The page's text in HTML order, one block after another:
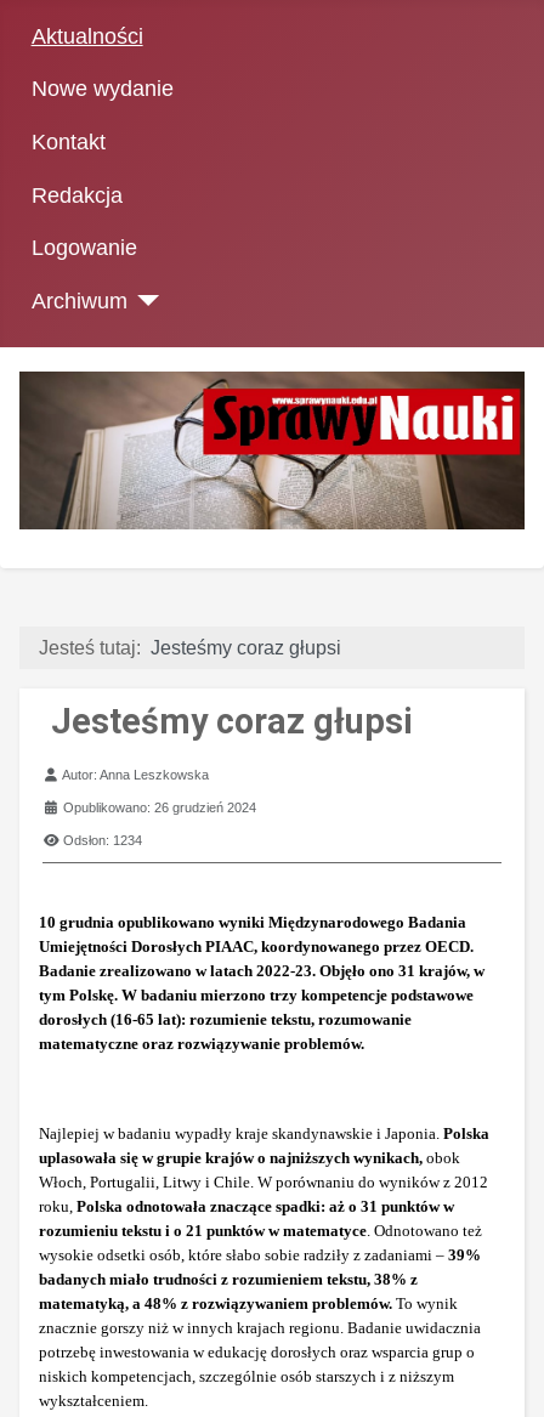
Aktualności
Nowe wydanie
Kontakt
Redakcja
Logowanie
Archiwum
Jesteś tutaj: Jesteśmy coraz głupsi
Jesteśmy coraz głupsi
Szczegóły
Autor:Anna Leszkowska
Opublikowano: 26 grudzień 2024
Odsłon: 1234
10 grudnia opublikowano wyniki Międzynarodowego Badania
Umiejętności Dorosłych PIAAC, koordynowanego przez OECD.
Badanie zrealizowano w latach 2022-23. Objęło ono 31 krajów, w
tym Polskę. W badaniu mierzono trzy kompetencje podstawowe
dorosłych (16-65 lat): rozumienie tekstu, rozumowanie
matematyczne oraz rozwiązywanie problemów.
Najlepiej w badaniu wypadły kraje skandynawskie i Japonia. Polska
uplasowała się w grupie krajów o najniższych wynikach, obok
Włoch, Portugalii, Litwy i Chile. W porównaniu do wyników z 2012
roku, Polska odnotowała znaczące spadki: aż o 31 punktów w
rozumieniu tekstu i o 21 punktów w matematyce. Odnotowano też
wysokie odsetki osób, które słabo sobie radziły z zadaniami – 39%
badanych miało trudności z rozumieniem tekstu, 38% z
matematyką, a 48% z rozwiązywaniem problemów. To wynik
znacznie gorszy niż w innych krajach regionu. Badanie uwidacznia
potrzebę inwestowania w edukację dorosłych oraz wsparcia grup o
niskich kompetencjach, szczególnie osób starszych i z niższym
wykształceniem.